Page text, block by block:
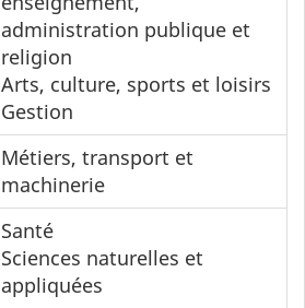
administration publique et
religion
Arts, culture, sports et loisirs
Gestion
Métiers, transport et
machinerie
Santé
Sciences naturelles et
appliquées